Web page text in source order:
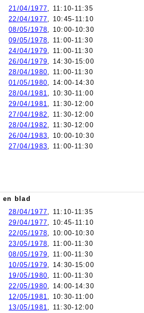
21/04/1977 , 11:10-11:35
22/04/1977 , 10:45-11:10
08/05/1978 , 10:00-10:30
09/05/1978 , 11:00-11:30
24/04/1979 , 11:00-11:30
26/04/1979 , 14:30-15:00
28/04/1980 , 11:00-11:30
01/05/1980 , 14:00-14:30
28/04/1981
, 10:30-11:00
29/04/1981
, 11:30-12:00
27/04/1982 , 11:30-12:00
28/04/1982 , 11:30-12:00
26/04/1983 , 10:00-10:30
27/04/1983 , 11:00-11:30
en blad
28/04/1977 , 11:10-11:35
29/04/1977 , 10:45-11:10
22/05/1978 , 10:00-10:30
23/05/1978 , 11:00-11:30
08/05/1979 , 11:00-11:30
10/05/1979 , 14:30-15:00
19/05/1980 , 11:00-11:30
22/05/1980 , 14:00-14:30
12/05/1981
, 10:30-11:00
13/05/1981
, 11:30-12:00